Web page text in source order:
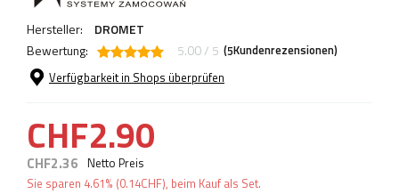
Hersteller:
DROMET
Bewertung:
5.00 / 5 (5Kundenrezensionen)
Verfügbarkeit in Shops überprüfen
CHF2.90
CHF2.36 Netto Preis
Sie sparen 4.61% (0.14CHF), beim Kauf als Set.